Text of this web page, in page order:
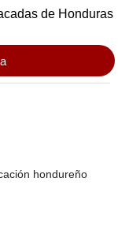
de Honduras
hondureño